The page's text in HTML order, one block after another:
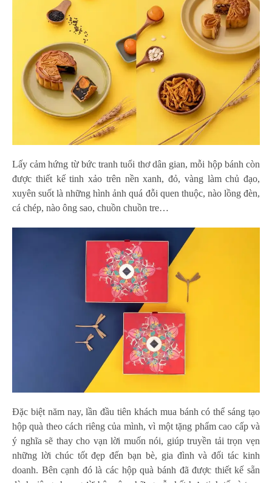
Lấy cảm hứng từ bức tranh tuổi thơ dân gian, mỗi hộp bánh còn
được thiết kế tinh xảo trên nền xanh, đỏ, vàng làm chủ đạo,
xuyên suốt là những hình ảnh quá đỗi quen thuộc, nào lồng đèn,
cá chép, nào ông sao, chuồn chuồn tre…
Đặc biệt năm nay, lần đầu tiên khách mua bánh có thể sáng tạo
hộp quà theo cách riêng của mình, vì một tặng phẩm cao cấp và
ý nghĩa sẽ thay cho vạn lời muốn nói, giúp truyền tải trọn vẹn
những lời chúc tốt đẹp đến bạn bè, gia đình và đối tác kinh
doanh. Bên cạnh đó là các hộp quà bánh đã được thiết kế sẵn